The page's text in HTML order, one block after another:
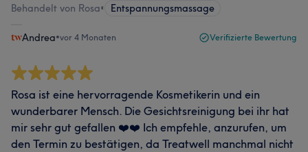
Behandelt von Rosa• Entspannungsmassage
Andrea•vor 4 Monaten Verifizierte Bewertung
Rosa ist eine hervorragende Kosmetikerin und ein
wunderbarer Mensch. Die Gesichtsreinigung bei ihr hat
mir sehr gut gefallen ❤️❤️ Ich empfehle, anzurufen, um
den Termin zu bestätigen, da Treatwell manchmal nicht